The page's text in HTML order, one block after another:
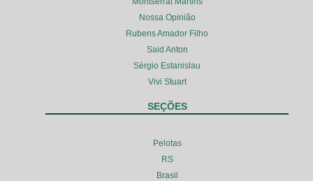
Nossa Opinião
Rubens Amador Filho
Said Anton
Sérgio Estanislau
Vivi Stuart
SEÇÕES
Pelotas
RS
Brasil